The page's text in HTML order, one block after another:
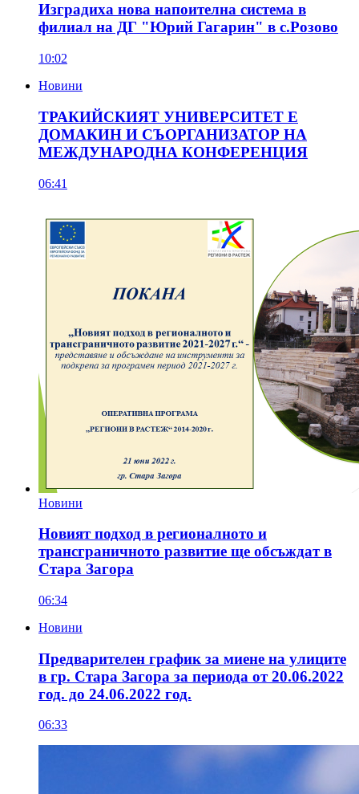
Изградиха нова напоителна система в
филиал на ДГ "Юрий Гагарин" в с.Розово
10:02
Новини
ТРАКИЙСКИЯТ УНИВЕРСИТЕТ Е
ДОМАКИН И СЪОРГАНИЗАТОР НА
МЕЖДУНАРОДНА КОНФЕРЕНЦИЯ
06:41
Новини
Новият подход в регионалното и
трансграничното развитие ще обсъждат в
Стара Загора
06:34
Новини
Предварителен график за миене на улиците
в гр. Стара Загора за периода от 20.06.2022
год. до 24.06.2022 год.
06:33